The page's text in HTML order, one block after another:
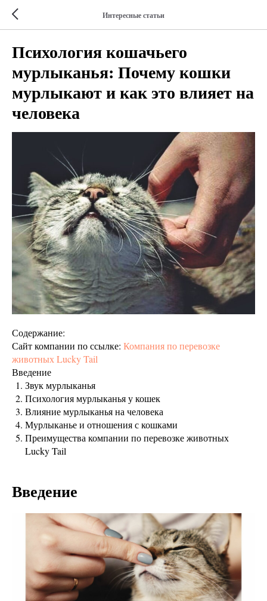
Интересные статьи
Психология кошачьего
мурлыканья: Почему кошки
мурлыкают и как это влияет на
человека
Содержание:
Сайт компании по ссылке: Компания по перевозке
животных Lucky Tail
Введение
Звук мурлыканья
Психология мурлыканья у кошек
Влияние мурлыканья на человека
Мурлыканье и отношения с кошками
Преимущества компании по перевозке животных
Lucky Tail
Введение